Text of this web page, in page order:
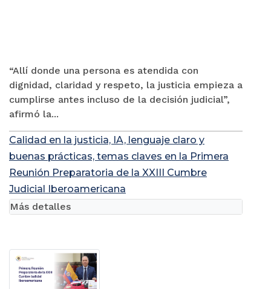
“Allí donde una persona es atendida con
dignidad, claridad y respeto, la justicia empieza a
cumplirse antes incluso de la decisión judicial”,
afirmó la...
Calidad en la justicia, IA, lenguaje claro y
buenas prácticas, temas claves en la Primera
Reunión Preparatoria de la XXIII Cumbre
Judicial Iberoamericana
Más detalles